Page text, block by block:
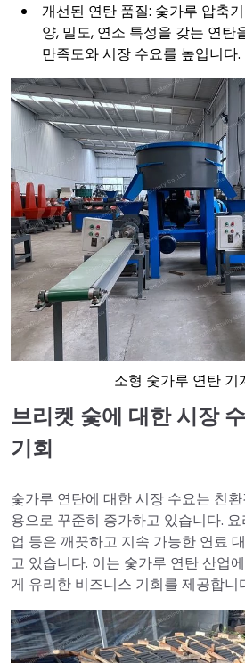
개선된 연탄 품질: 숯가루 압축
양, 밀도, 연소 특성을 갖는 연탄
만족도와 시장 수요를 높입니다.
소형 숯가루 연탄 기
브리켓 숯에 대한 시장
기회
숯가루 연탄에 대한 시장 수요는 친
용으로 꾸준히 증가하고 있습니다.
업 등은 깨끗하고 지속 가능한 연료
고 있습니다. 이는 숯가루 연탄 산업
게 유리한 비즈니스 기회를 제공합니